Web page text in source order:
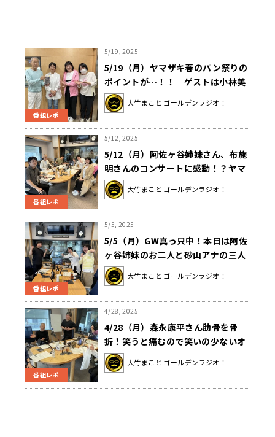
番組レポ
5/19, 2025
5/19（月）ヤマザキ春のパン祭りの
ポイントが…！！ ゲストは小林美
穂子さんでした。
大竹まこと ゴールデンラジオ！
番組レポ
5/12, 2025
5/12（月）阿佐ヶ谷姉妹さん、布施
明さんのコンサートに感動！？ヤマ
ザキ春のパン祭りシール集めの話
も、、、
大竹まこと ゴールデンラジオ！
番組レポ
5/5, 2025
5/5（月）GW真っ只中！本日は阿佐
ヶ谷姉妹のお二人と砂山アナの三人
でお届けしました。
大竹まこと ゴールデンラジオ！
番組レポ
4/28, 2025
4/28（月）森永康平さん肋骨を骨
折！笑うと痛むので笑いの少ないオ
ープニングを希望！？それなのに江
里子さんは美穂さんの頭上で水の入
大竹まこと ゴールデンラジオ！